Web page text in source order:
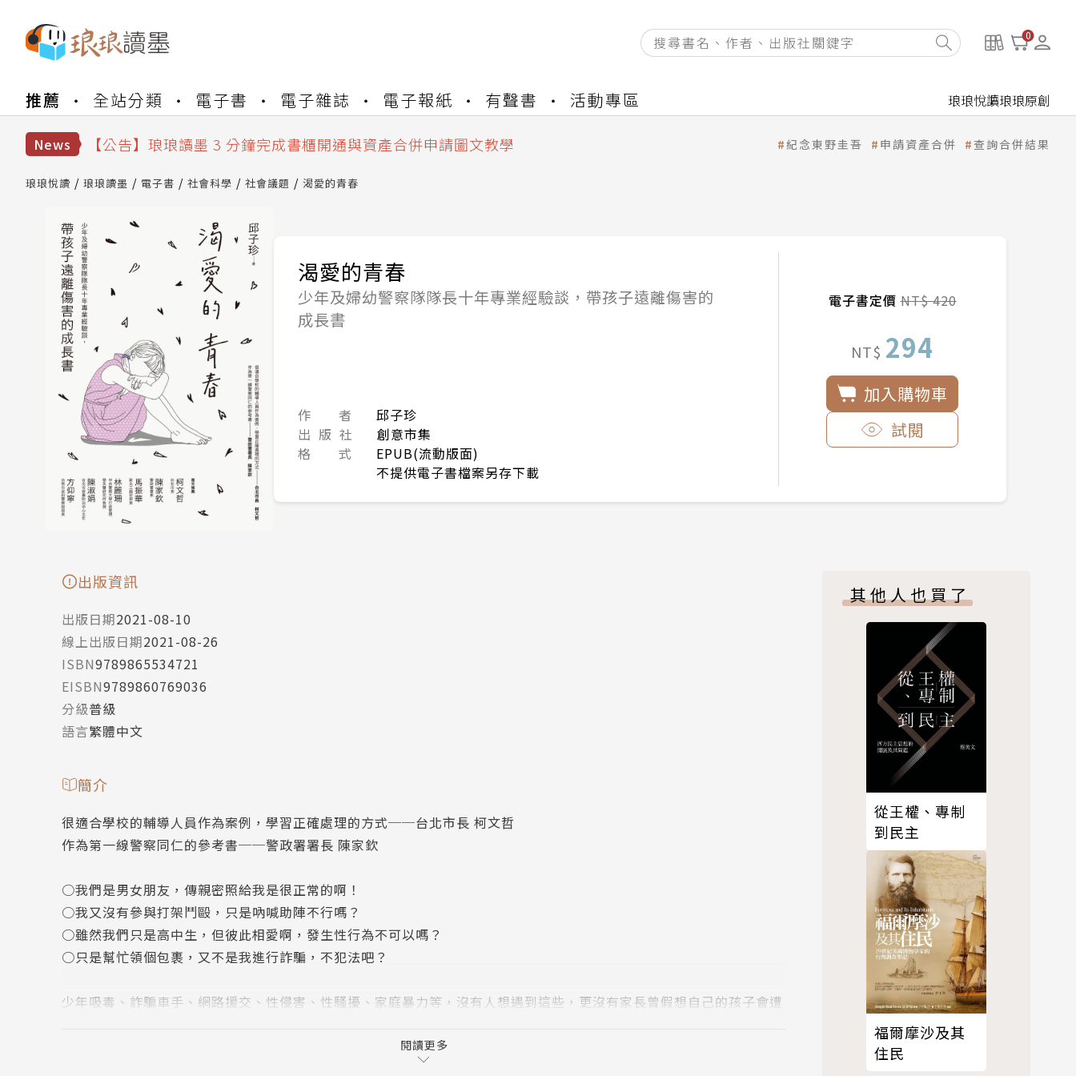
0
推薦 全站分類 電子書 電子雜誌 電子報紙 有聲書 活動專區 琅琅悅讀琅琅原創
News
【公告】琅琅讀墨數位閱讀資產合併與書櫃開通申請
【公告】琅琅讀墨 3 分鐘完成書櫃開通與資產合併申請圖文教學
【公告】琅琅讀墨數位閱讀資產合併與書櫃開通申請
紀念東野圭吾 申請資產合併 查詢合併結果
琅琅悅讀 琅琅讀墨 電子書 社會科學 社會議題 渴愛的青春
渴愛的青春
少年及婦幼警察隊隊長十年專業經驗談，帶孩子遠離傷害的
成長書
作 者
邱子珍
出 版 社
創意市集
格 式
EPUB(流動版面)
不提供電子書檔案另存下載
電子書定價NT$ 420
NT$ 294
加入購物車
試閱
出版資訊
出版日期2021-08-10
線上出版日期2021-08-26
ISBN9789865534721
EISBN9789860769036
分級普級
語言繁體中文
簡介
很適合學校的輔導人員作為案例，學習正確處理的方式──台北市長 柯文哲
作為第一線警察同仁的參考書──警政署署長 陳家欽
○我們是男女朋友，傳親密照給我是很正常的啊！
○我又沒有參與打架鬥毆，只是吶喊助陣不行嗎？
○雖然我們只是高中生，但彼此相愛啊，發生性行為不可以嗎？
○只是幫忙領個包裹，又不是我進行詐騙，不犯法吧？
少年吸毒、詐騙車手、網路援交、性侵害、性騷擾、家庭暴力等，沒有人想遇到這些，更沒有家長曾假想自己的孩子會遭
10年來身為婦幼及少年警察隊隊長處理的案件不計其數，以專業身分靠近被害人恐懼受傷的心，也走進犯罪少年的家庭日
閱讀更多
其他人也買了
從王權、專制
到民主
福爾摩沙及其
住民